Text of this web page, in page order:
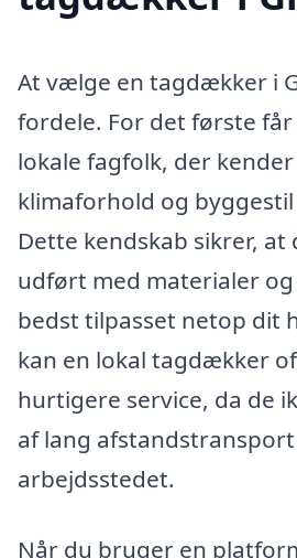
At vælge en tagdækker i
fordele. For det første
lokale fagfolk, der
klimaforhold og
Dette kendskab sikrer,
udført med materialer
bedst tilpasset netop dit
kan en lokal tagdækker
hurtigere service, da de
af lang
arbejdsstedet.
Når du bruger en